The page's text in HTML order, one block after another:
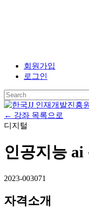
회원가입
로그인
← 강좌 목록으로
디지털
인공지능
2023-003071
자격소개